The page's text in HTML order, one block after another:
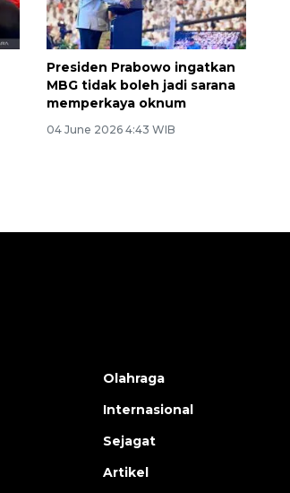
Presiden Prabowo ingatkan
MBG tidak boleh jadi sarana
memperkaya oknum
04 June 2026 4:43 WIB
Olahraga
Internasional
Sejagat
Artikel